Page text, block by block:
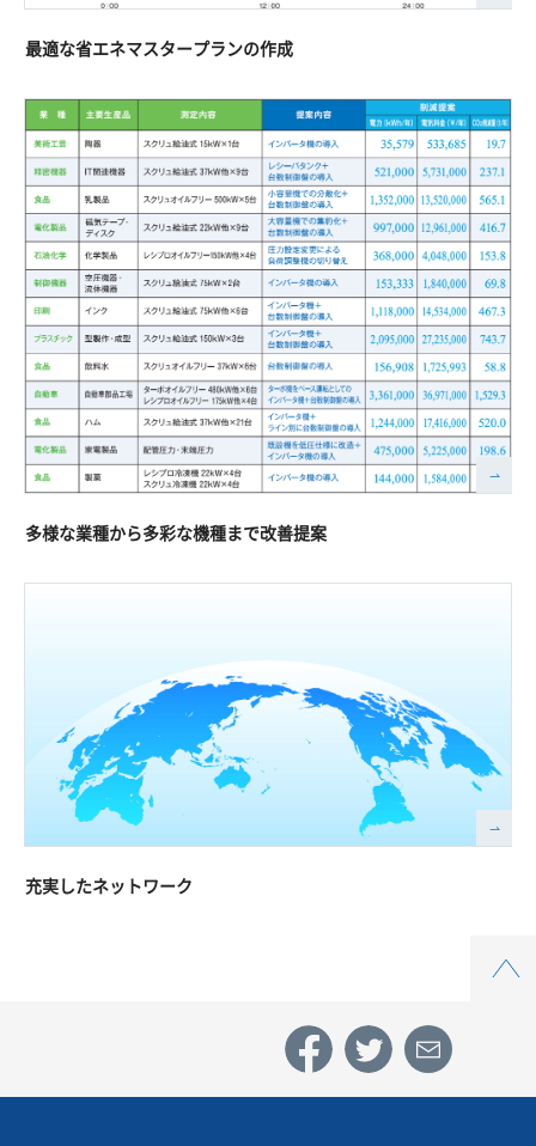
最適な省エネマスタープランの作成
多様な業種から多彩な機種まで改善提案
充実したネットワーク